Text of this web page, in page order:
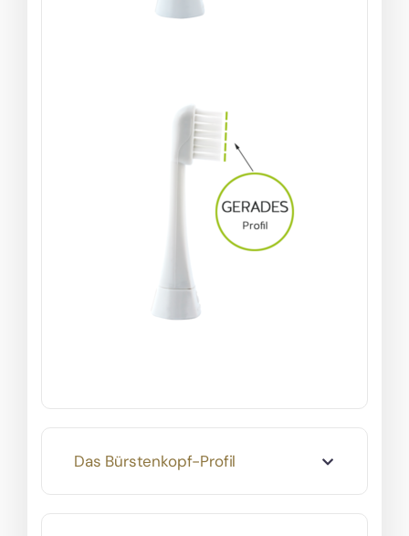
Das Bürstenkopf-Profil